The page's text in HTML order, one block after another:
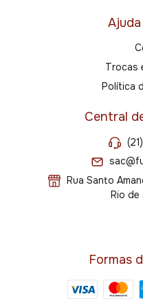
Trocas
Política
Central
Rua Santo
Rio de
Formas